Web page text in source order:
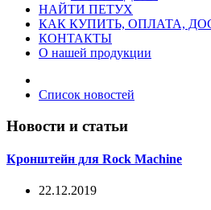
НАЙТИ ПЕТУХ
КАК КУПИТЬ, ОПЛАТА,
КОНТАКТЫ
О нашей продукции
Список новостей
Новости и статьи
Кронштейн для Rock Machine
22.12.2019